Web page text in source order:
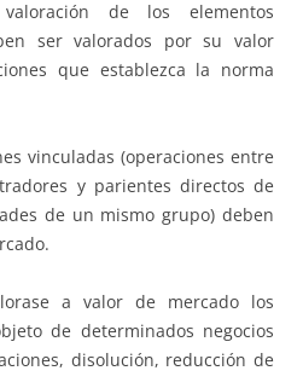
de los elementos
ser valorados por su valor
que establezca la norma
vinculadas (operaciones entre
y parientes directos de
de un mismo grupo) deben
a valor de mercado los
de determinados negocios
disolución, reducción de